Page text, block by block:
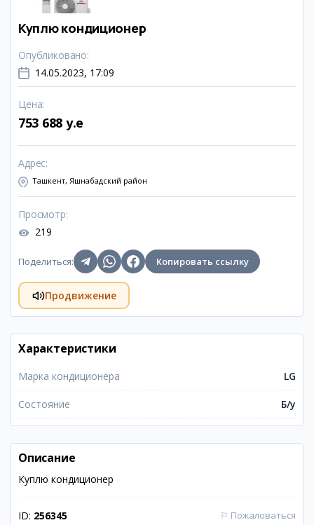
Куплю кондиционер
Опубликовано:
14.05.2023, 17:09
Цена:
753 688 y.e
Адрес:
Ташкент, Яшнабадский район
Просмотр:
219
Поделиться: Копировать ссылку
Продвижение
Характеристики
Марка кондиционера LG
Состояние Б/у
Описание
Куплю кондиционер
ID: 256345 ⚐ Пожаловаться